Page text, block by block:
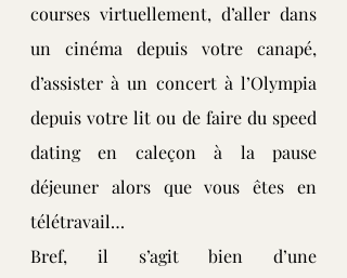
courses virtuellement, d’aller dans
un cinéma depuis votre canapé,
d’assister à un concert à l’Olympia
depuis votre lit ou de faire du speed
dating en caleçon à la pause
déjeuner alors que vous êtes en
télétravail…
Bref, il s’agit bien d’une